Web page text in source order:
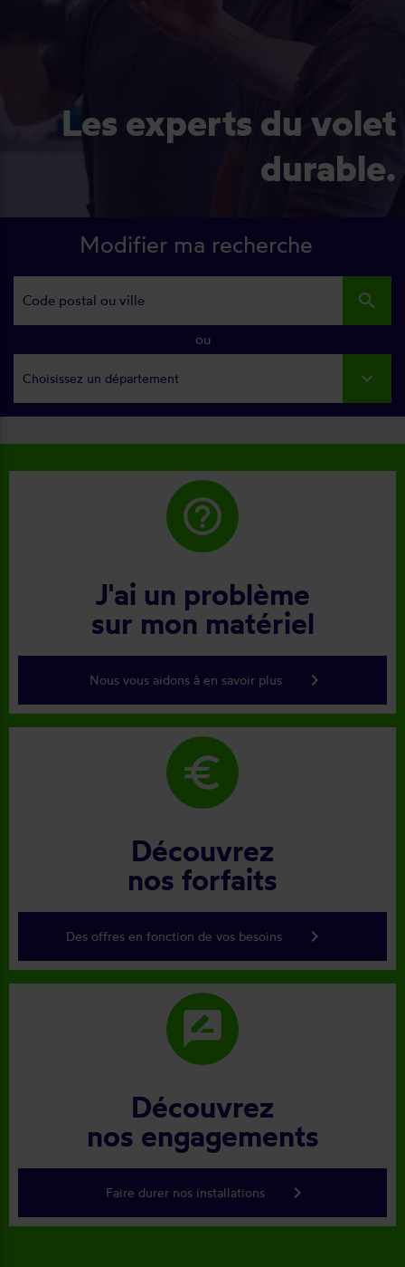
Les experts du volet
durable.
Modifier ma recherche
search
ou
Choisissez un département
help_outline
J'ai un problème
sur mon matériel
Nous vous aidons à en savoir plus keyboard_arrow_right
euro
Découvrez
nos forfaits
Des offres en fonction de vos besoins keyboard_arrow_right
rate_review
Découvrez
nos engagements
Faire durer nos installations keyboard_arrow_right